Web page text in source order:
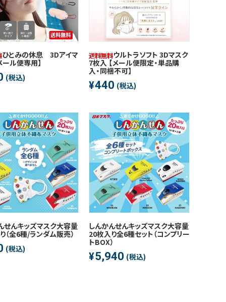
ひとみの休息 3Dアイマ
ール便専用】
(税込)
ウルトラソフト 3Dマスク
7枚入 【メール便限定・単品購
入・同梱不可】
¥440 (税込)
せんキッズマスク大容量
（全6種/ランダム販売）
(税込)
しんかんせんキッズマスク大容量
20枚入り全6種セット（コンプリー
トBOX）
¥5,940 (税込)